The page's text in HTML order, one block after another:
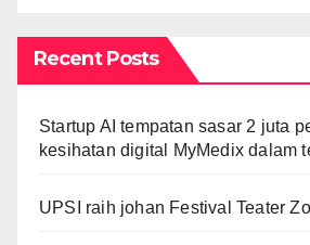
Recent Posts
Startup AI tempatan sasar 2 juta
kesihatan digital MyMedix dalam
UPSI raih johan Festival Teater